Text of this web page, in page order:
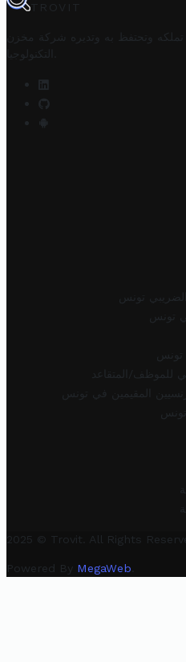
TROVIT
وتحتفظ به وتديره
شركة مخزن
التكنولوجيا
تونس
تونس
للموظف/المتقاعد
المقيمين في تونس
2025 © Trovit. All Rights
Powered By MegaWeb